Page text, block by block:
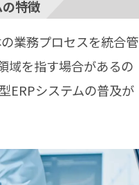
特徴
業務プロセスを統合管
域を指す場合があるの
ERPシステムの普及が